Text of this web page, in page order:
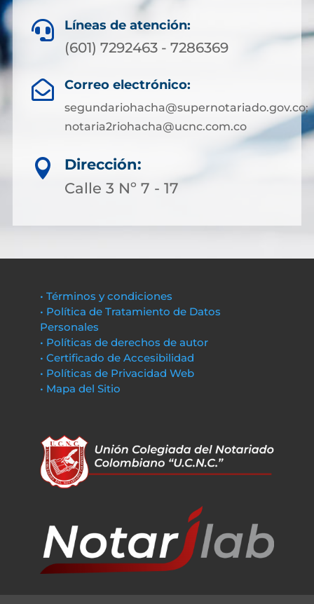
 Líneas de atención:
(601) 7292463 - 7286369
 Correo electrónico:
segundariohacha@supernotariado.gov.co;
notaria2riohacha@ucnc.com.co

Dirección:
Calle 3 Nº 7 - 17
• Términos y condiciones
• Política de Tratamiento de Datos
Personales
• Políticas de derechos de autor
• Certificado de Accesibilidad
• Políticas de Privacidad Web
• Mapa del Sitio